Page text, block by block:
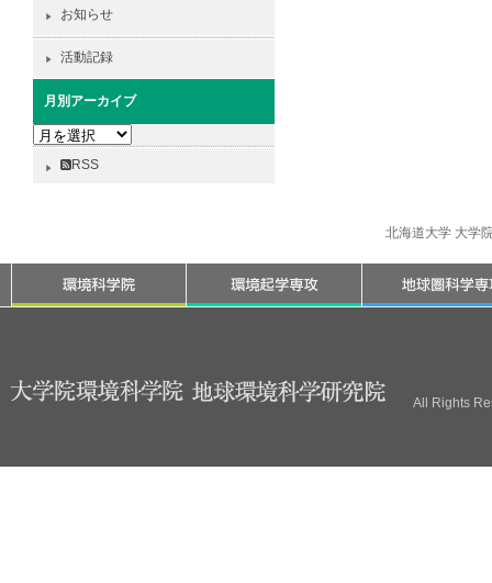
お知らせ
活動記録
月別アーカイブ
月
RSS
北海道大学 大学
All Rights